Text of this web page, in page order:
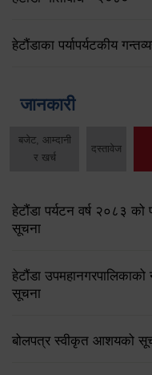
हेटौंडाका पर्यापर्यटकीय
जानकारी
बजेट, आम्दानी
र खर्च
दस्तावेज
हेटौंडा पर्यटन वर्ष २०८३ को
सूचना
हेटौंडा उपमहानगरपालिकाको
सूचना
बोलपत्र स्वीकृत आशयको